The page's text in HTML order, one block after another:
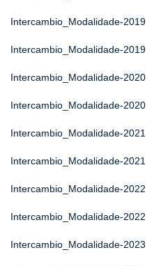
Intercambio_Modalidade-2019
Intercambio_Modalidade-2019
Intercambio_Modalidade-2020
Intercambio_Modalidade-2020
Intercambio_Modalidade-2021
Intercambio_Modalidade-2021
Intercambio_Modalidade-2022
Intercambio_Modalidade-2022
Intercambio_Modalidade-2023